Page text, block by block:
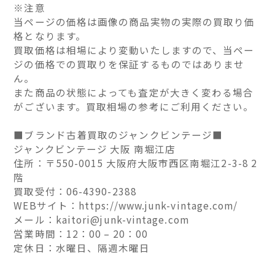
※注意
当ページの価格は画像の商品実物の実際の買取り価
格となります。
買取価格は相場により変動いたしますので、当ペー
ジの価格での買取りを保証するものではありませ
ん。
また商品の状態によっても査定が大きく変わる場合
がございます。買取相場の参考にご利用ください。
■ブランド古着買取のジャンクビンテージ■
ジャンクビンテージ 大阪 南堀江店
住所：〒550-0015 大阪府大阪市西区南堀江2-3-8 2
階
買取受付：06-4390-2388
WEBサイト：https://www.junk-vintage.com/
メール：kaitori@junk-vintage.com
営業時間：12：00 – 20：00
定休日：水曜日、隔週木曜日